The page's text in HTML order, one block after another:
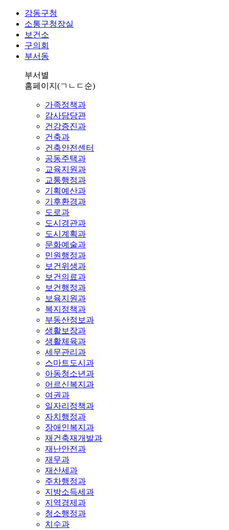
강동구청
소통구청장실
보건소
구의회
부서동
부서별
홈페이지 (ㄱㄴㄷ순)
가족정책과
감사담당관
건강증진과
건축과
건축안전센터
공동주택과
교육지원과
교통행정과
기획예산과
기후환경과
도로과
도시경관과
도시계획과
문화예술과
민원행정과
보건위생과
보건의료과
보건행정과
보육지원과
복지정책과
부동산정보과
생활보장과
생활체육과
세무관리과
스마트도시과
아동청소년과
어르신복지과
여권과
일자리정책과
자치행정과
장애인복지과
재건축재개발과
재난안전과
재무과
재산세과
주차행정과
지방소득세과
지역경제과
청소행정과
치수과